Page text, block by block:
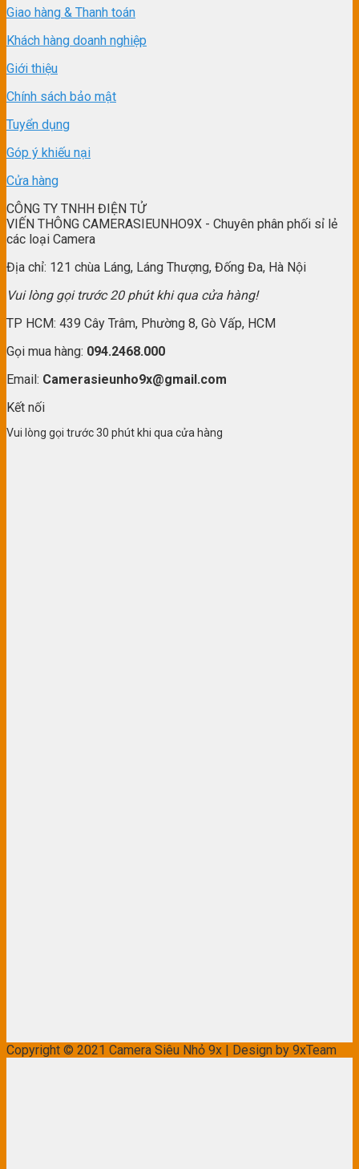
Giao hàng & Thanh toán
Khách hàng doanh nghiệp
Giới thiệu
Chính sách bảo mật
Tuyển dụng
Góp ý khiếu nại
Cửa hàng
CÔNG TY TNHH ĐIỆN TỬ
VIẾN THÔNG CAMERASIEUNHO9X - Chuyên phân phối sỉ lẻ
các loại Camera
Địa chỉ: 121 chùa Láng, Láng Thượng, Đống Đa, Hà Nội
Vui lòng gọi trước 20 phút khi qua cửa hàng!
TP HCM: 439 Cây Trâm, Phường 8, Gò Vấp, HCM
Gọi mua hàng: 094.2468.000
Email: Camerasieunho9x@gmail.com
Kết nối
Vui lòng gọi trước 30 phút khi qua cửa hàng
Copyright © 2021 Camera Siêu Nhỏ 9x | Design by 9xTeam